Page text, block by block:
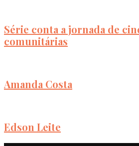
Série conta a jornada de
comunitárias
Amanda Costa
Edson Leite